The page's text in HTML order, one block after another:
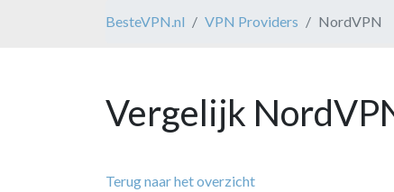
BesteVPN.nl VPN Providers NordVPN
Vergelijk
Terug naar het overzicht